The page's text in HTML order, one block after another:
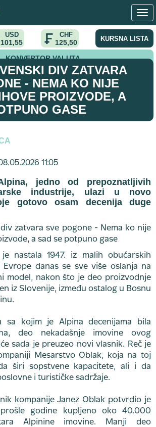
USD
101,55
CHF
125,50 KURSNA LISTA
KONVERTOR VALUTA
>
Jugoslovenski div zatvara sve pogone - Nema ko
a sad se potpuno gase
DIV ZATVARA
- NEMA KO NIJE
PROIZVODE, A
GASE
11:05
jedno od prepoznatljivih
industrije, ulazi u novo
gotovo osam decenija duge
nastala 1947. iz malih obućarskih
danas se sve više oslanja na
model, nakon što je deo proizvodnje
iz Slovenije, između ostalog u Bosnu
sa kojim je Alpina decenijama bila
deo nekadašnje imovine ovog
sada je preuzeo novi vlasnik. Reč je
Mesarstvo Oblak, koja na toj
širi sopstvene kapacitete, ali i da
i turističke sadržaje.
kompanije Janez Oblak potvrdio je
godine kupljeno oko 40.000
Alpinine imovine. Manji deo